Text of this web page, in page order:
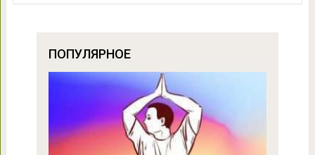
ПОПУЛЯРНОЕ